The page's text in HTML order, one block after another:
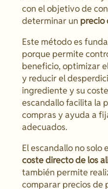
con el objetivo de
determinar un precio
Este método es
porque permite
beneficio, optimizar
y reducir el
ingrediente y su
escandallo facilita la
compras y ayuda a
adecuados.
El escandallo no solo
coste directo de los
también permite
comparar precios de